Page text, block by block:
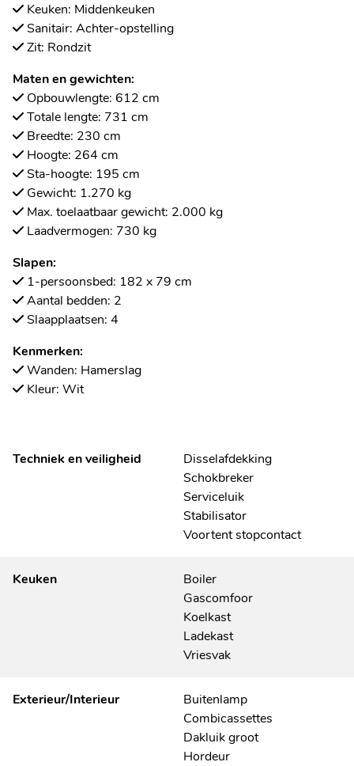
Keuken: Middenkeuken
Sanitair: Achter-opstelling
Zit: Rondzit
Maten en gewichten:
Opbouwlengte: 612 cm
Totale lengte: 731 cm
Breedte: 230 cm
Hoogte: 264 cm
Sta-hoogte: 195 cm
Gewicht: 1.270 kg
Max. toelaatbaar gewicht: 2.000 kg
Laadvermogen: 730 kg
Slapen:
1-persoonsbed: 182 x 79 cm
Aantal bedden: 2
Slaapplaatsen: 4
Kenmerken:
Wanden: Hamerslag
Kleur: Wit
Techniek en veiligheid
Disselafdekking
Schokbreker
Serviceluik
Stabilisator
Voortent stopcontact
Keuken
Boiler
Gascomfoor
Koelkast
Ladekast
Vriesvak
Exterieur/Interieur
Buitenlamp
Combicassettes
Dakluik groot
Hordeur